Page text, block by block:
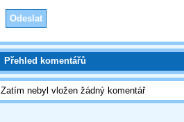
Přehled komentářů
Zatím nebyl vložen žádný komentář